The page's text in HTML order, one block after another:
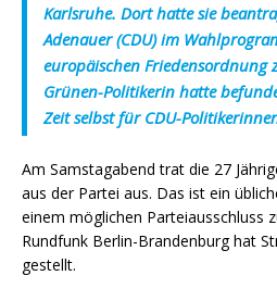
Karlsruhe. Dort hatte sie
Adenauer (CDU) im
europäischen Friedensordnung
Grünen-Politikerin hatte
Zeit selbst für CDU-
Am Samstagabend trat die 27
aus der Partei aus. Das ist ein
einem möglichen Parteiausschluss
Rundfunk Berlin-Brandenburg hat
gestellt.